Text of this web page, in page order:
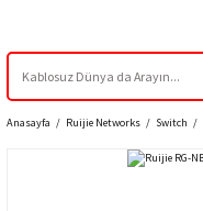
Anasayfa Ruijie Networks Switch